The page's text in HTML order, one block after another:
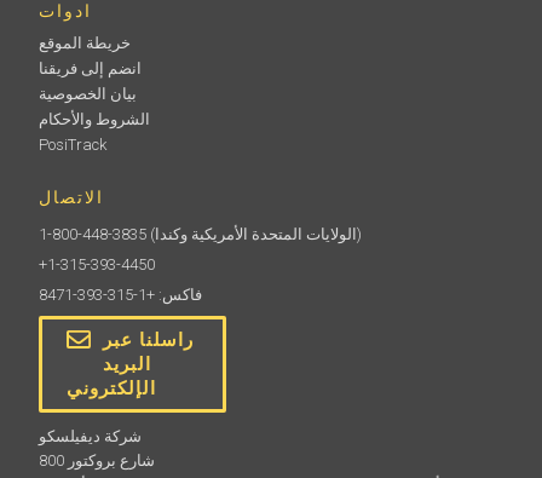
ادوات
خريطة الموقع
انضم إلى فريقنا
بيان الخصوصية
الشروط والأحكام
PosiTrack
الاتصال
1-800-448-3835
(الولايات المتحدة الأمريكية وكندا)
+1-315-393-4450
فاكس: +1-315-393-8471
راسلنا عبر
البريد
الإلكتروني
شركة ديفيلسكو
800 شارع بروكتور